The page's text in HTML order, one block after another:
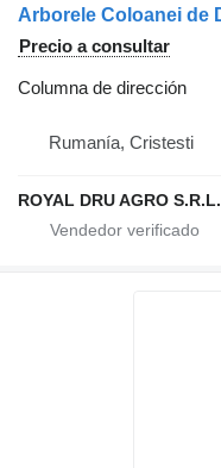
Precio a consultar
Columna de dirección
Rumanía, Cristesti
ROYAL DRU AGRO S.R.L.